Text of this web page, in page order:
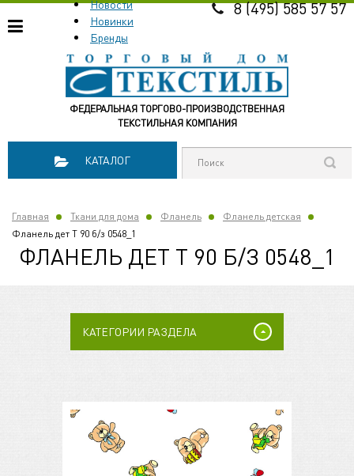
ФЕДЕРАЛЬНАЯ ТОРГОВО-ПРОИЗВОДСТВЕННАЯ
ТЕКСТИЛЬНАЯ КОМПАНИЯ
Новости
Новинки
Бренды
8 (495) 585 57 57
КАТАЛОГ
Главная Ткани для дома Фланель
Фланель детская
Фланель дет Т 90 б/з 0548_1
ФЛАНЕЛЬ ДЕТ Т 90 Б/З 0548_1
КАТЕГОРИИ РАЗДЕЛА